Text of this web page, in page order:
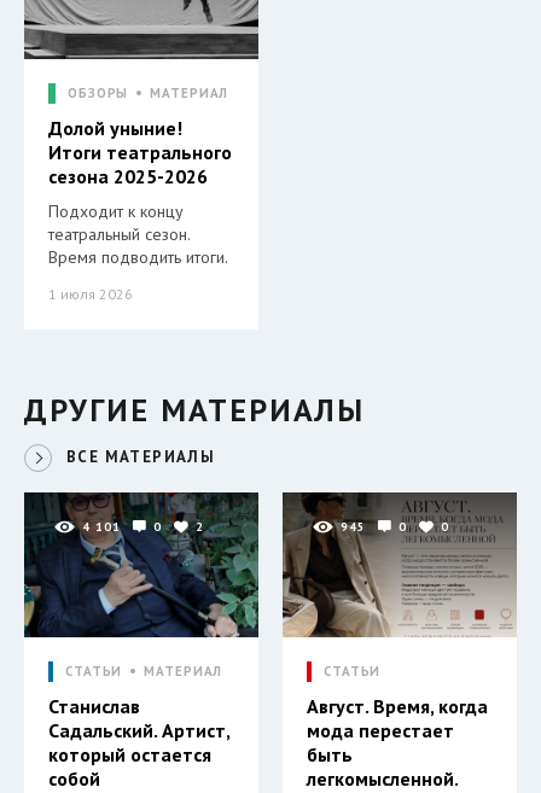
ОБЗОРЫ МАТЕРИАЛ
Долой уныние!
Итоги театрального
сезона 2025-2026
Подходит к концу
театральный сезон.
Время подводить итоги.
1 июля 2026
ДРУГИЕ МАТЕРИАЛЫ
ВСЕ МАТЕРИАЛЫ
4 101 0 2
СТАТЬИ МАТЕРИАЛ
Станислав
Садальский. Артист,
который остается
собой
945 0 0
СТАТЬИ
Август. Время, когда
мода перестает
быть
легкомысленной.